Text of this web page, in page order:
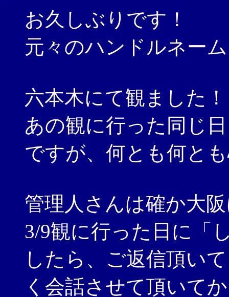
お久しぶりです！
元々のハンドルネー
六本木にて観ました！
あの観に行った同じ
ですが、何とも何と
管理人さんは確か大
3/9観に行った日に「
したら、ご返信頂い
く会話させて頂いて